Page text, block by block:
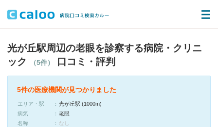
光が丘駅周辺の老眼を診察する病院・クリニ
ック
（5件） 口コミ・評判
5件の医療機関が見つかりました
エリア・駅
光が丘駅 (1000m)
病気
老眼
名称
なし